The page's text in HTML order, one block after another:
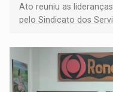
Ato reuniu as
pelo Sindicato dos